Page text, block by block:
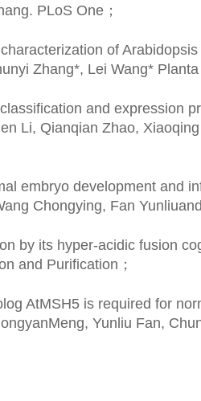
PLoS One ；
of
Zhang*, Lei Wang* Planta
and expression
Li, Qianqian Zhao,
embryo development and
Chongying, Fan
by its hyper-acidic fusion
and Purification ；
AtMSH5 is required for
Yunliu Fan,